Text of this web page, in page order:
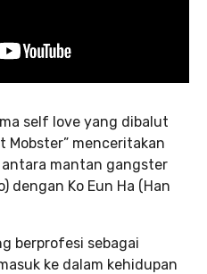
self love yang dibalut
Mobster” menceritakan
mantan gangster
dengan Ko Eun Ha (Han
berprofesi sebagai
ke dalam kehidupan